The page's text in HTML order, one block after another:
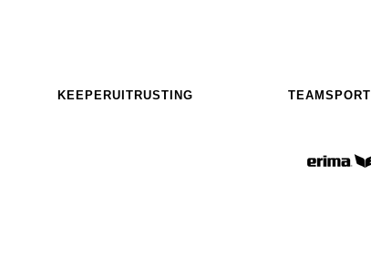
KEEPERUITRUSTING TEAMSPORT